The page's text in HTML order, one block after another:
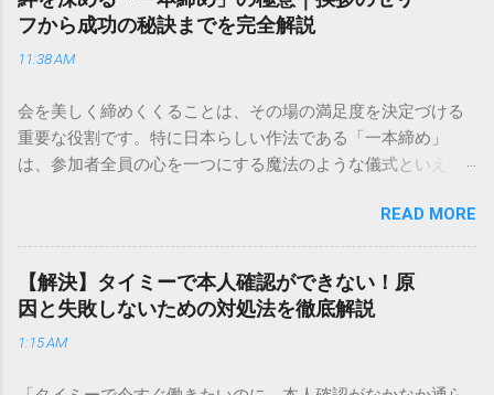
目的に合わせた適切な連絡先を選ぶことです。この記事で
は、荷物の追跡確認から営業所への電話連絡、再配達の依頼
手順まで、初めての方でも迷わずに解決できる方法を詳しく
本全国に広範なネットワークを持つ大手運送会社です。特に
重量物や大型の荷物、そして企業間の輸送において圧倒的な
実績を誇ります。 個人で利用する場合、他の宅配業者と少し
いう特徴があります。地域に密着した各拠点が配送をコント
ロールしているため、現場の状況に合わせた柔軟な相談がし
やすいのがメリットです。まずは、今抱えている悩みがどの
サービスで解決できるかを確認していきましょう。 1. 荷物の
るのが最も効率的です。現在の荷物がいったいどこにあるの
フから成功の秘訣までを完全解説
11:38 AM
会を美しく締めくくることは、その場の満足度を決定づける
重要な役割です。特に日本らしい作法である「一本締め」
は、参加者全員の心を一つにする魔法のような儀式といえる
「手拍子のリズムに自信がない」と不安を感じる方も多いは
ずです。この記事では、ビジネスからカジュアルな集まりま
で、どのような場面でも堂々と立ち振る舞えるための「一本
締め」の作法を、基礎知識から具体的なセリフ例まで丁寧に
解説します。 一本締めとは？その本質と効果 一本締めは、単
に手を叩いて終わらせる作業ではありません。その時間、そ
READ MORE
【解決】タイミーで本人確認ができない！原
因と失敗しないための対処法を徹底解説
1:15 AM